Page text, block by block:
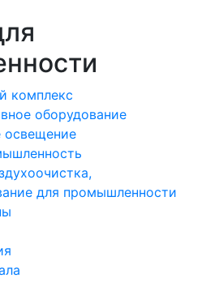
комплекс
оборудование
для промышленности